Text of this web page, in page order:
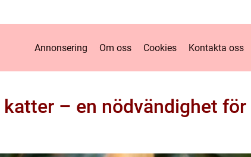
Annonsering Om oss Cookies Kontakta oss
katter – en nödvändighet